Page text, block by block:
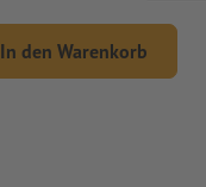
In den Warenkorb